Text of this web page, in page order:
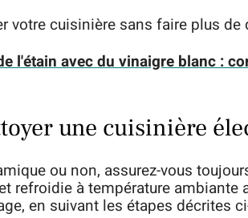
votre cuisinière sans faire plus de
l'étain avec du vinaigre blanc :
une cuisinière
ou non, assurez-vous
refroidie à température ambiante
en suivant les étapes décrites